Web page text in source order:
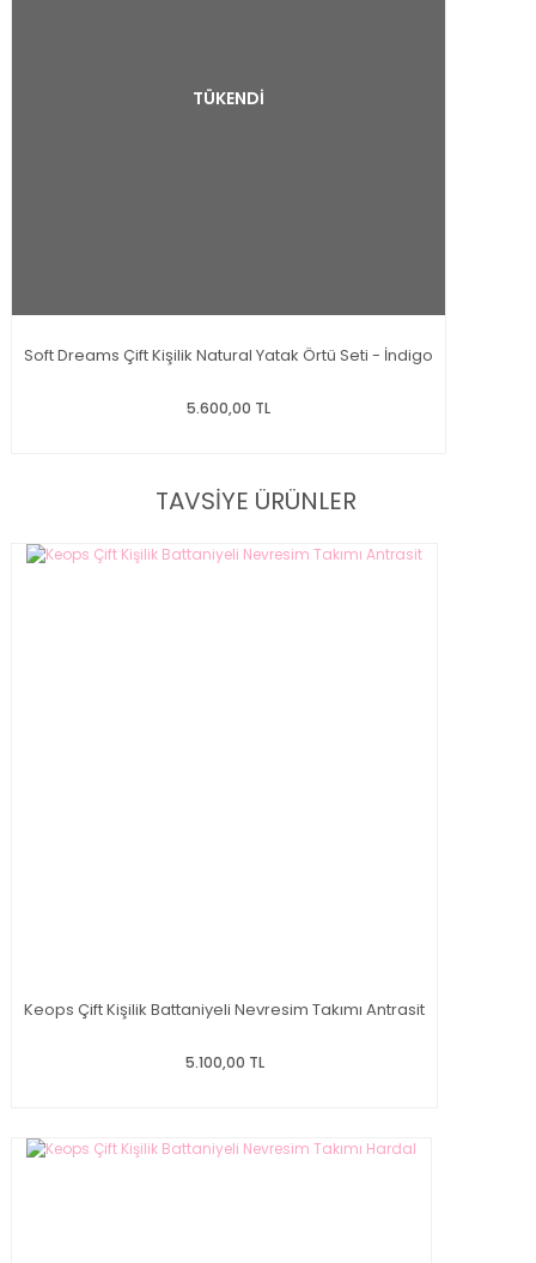
TÜKENDİ
Soft Dreams Çift Kişilik Natural Yatak Örtü Seti - İndigo
5.600,00 TL
TAVSİYE ÜRÜNLER
Keops Çift Kişilik Battaniyeli Nevresim Takımı Antrasit
5.100,00 TL